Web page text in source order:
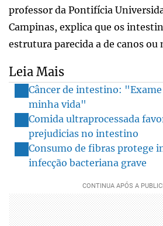
professor da Pontifícia
Campinas, explica que os
estrutura parecida a de canos ou
Leia Mais
Câncer de intestino:
minha vida"
Comida ultraprocessada
prejudicias no intestino
Consumo de fibras protege
infecção bacteriana grave